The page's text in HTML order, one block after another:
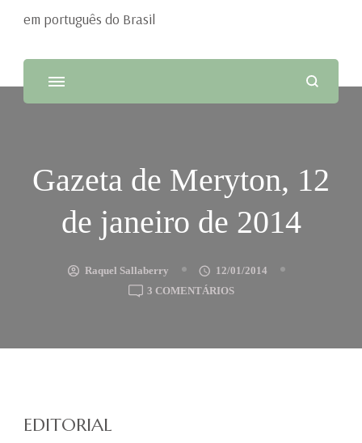
em português do Brasil
Gazeta de Meryton, 12
de janeiro de 2014
Raquel Sallaberry
12/01/2014
3 COMENTÁRIOSEM
MERYTON,
EDITORIAL